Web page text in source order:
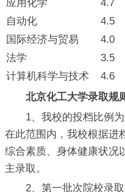
应用化学
4.7
自动化
4.5
国际经济与贸易
4.0
法学
3.5
计算机科学与技术
4.6
北京化工大学录取规
1、我校的投档比例为
在此范围内，我校根据进
综合素质、身体健康状况
主录取。
2、第一批次院校录取